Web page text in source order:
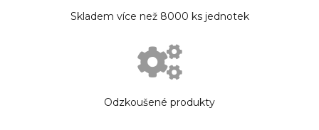
Skladem více než 8000 ks jednotek
Odzkoušené produkty